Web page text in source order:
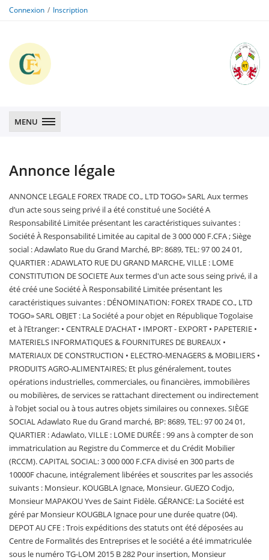
Connexion Inscription
MENU
Annonce légale
ANNONCE LEGALE FOREX TRADE CO., LTD TOGO» SARL Aux termes
d’un acte sous seing privé il a été constitué une Société A
Responsabilité Limitée présentant les caractéristiques suivantes :
Société À Responsabilité Limitée au capital de 3 000 000 F.CFA ; Siège
social : Adawlato Rue du Grand Marché, BP: 8689, TEL: 97 00 24 01,
QUARTIER : ADAWLATO RUE DU GRAND MARCHE, VILLE : LOME
CONSTITUTION DE SOCIETE Aux termes d'un acte sous seing privé, il a
été créé une Société À Responsabilité Limitée présentant les
caractéristiques suivantes : DÉNOMINATION: FOREX TRADE CO., LTD
TOGO» SARL OBJET : La Société a pour objet en République Togolaise
et à l’Etranger: • CENTRALE D’ACHAT • IMPORT - EXPORT • PAPETERIE •
MATERIELS INFORMATIQUES & FOURNITURES DE BUREAUX •
MATERIAUX DE CONSTRUCTION • ELECTRO-MENAGERS & MOBILIERS •
PRODUITS AGRO-ALIMENTAIRES; Et plus généralement, toutes
opérations industrielles, commerciales, ou financières, immobilières
ou mobilières, de services se rattachant directement ou indirectement
à l’objet social ou à tous autres objets similaires ou connexes. SIÈGE
SOCIAL Adawlato Rue du Grand marché, BP: 8689, TEL: 97 00 24 01,
QUARTIER : Adawlato, VILLE : LOME DURÉE : 99 ans à compter de son
immatriculation au Registre du Commerce et du Crédit Mobilier
(RCCM). CAPITAL SOCIAL: 3 000 000 F.CFA divisé en 300 parts de
10000F chacune, intégralement libérées et souscrites par les associés
suivants : Monsieur. KOUGBLA Ignace, Monsieur. GUEZO Codjo,
Monsieur MAPAKOU Yves de Saint Fidèle. GÉRANCE: La Société est
géré par Monsieur KOUGBLA Ignace pour une durée quatre (04).
DEPOT AU CFE : Trois expéditions des statuts ont été déposées au
Centre de Formalités des Entreprises et le société a été immatriculée
sous le numéro TG-LOM 2015 B 282 Pour insertion, Monsieur